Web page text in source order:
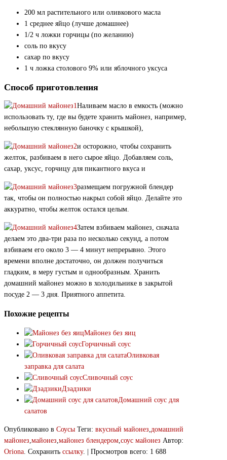
200 мл растительного или оливкового масла
1 среднее яйцо (лучше домашнее)
1/2 ч ложки горчицы (по желанию)
соль по вкусу
сахар по вкусу
1 ч ложка столового 9% или яблочного уксуса
Способ приготовления
Наливаем масло в емкость (можно
использовать ту, где вы будете хранить майонез, например,
небольшую стеклянную баночку с крышкой),
и осторожно, чтобы сохранить
желток, разбиваем в него сырое яйцо. Добавляем соль,
сахар, уксус, горчицу для пикантного вкуса и
размещаем погружной блендер
так, чтобы он полностью накрыл собой яйцо. Делайте это
аккуратно, чтобы желток остался целым.
Затем взбиваем майонез, сначала
делаем это два-три раза по несколько секунд, а потом
взбиваем его около 3 — 4 минут непрерывно. Этого
времени вполне достаточно, он должен получиться
гладким, в меру густым и однообразным. Хранить
домашний майонез можно в холодильнике в закрытой
посуде 2 — 3 дня. Приятного аппетита.
Похожие рецепты
Майонез без яиц
Горчичный соус
Оливковая
заправка для салата
Сливочный соус
Дзадзики
Домашний соус для
салатов
Опубликовано в Соусы Теги: вкусный майонез,домашний
майонез,майонез,майонез блендером,соус майонез Автор:
Oriona. Сохранить ссылку. | Просмотров всего: 1 688